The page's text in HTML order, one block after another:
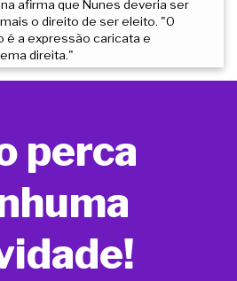
afirma que Nunes deveria ser
o direito de ser eleito. "O
é a expressão caricata e
direita."
perca